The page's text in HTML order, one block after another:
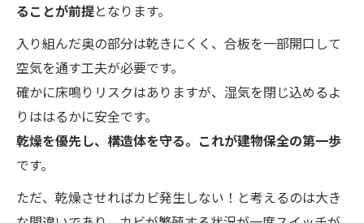
ることが前提となります。
入り組んだ奥の部分は乾きにくく、合板を一部開口して
空気を通す工夫が必要です。
確かに床鳴りリスクはありますが、湿気を閉じ込めるよ
りははるかに安全です。
乾燥を優先し、構造体を守る。これが建物保全の第一歩
です。
ただ、乾燥させればカビ発生しない！と考えるのは大き